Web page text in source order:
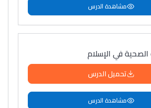
مشاهدة الدرس
الصحية في الإسلام
تحميل الدرس
مشاهدة الدرس